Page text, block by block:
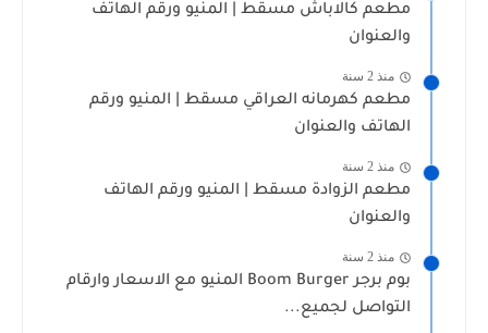
مطعم كالاباش مسقط | المنيو ورقم الهاتف
والعنوان
منذ 2 سنة
مطعم كهرمانه العراقي مسقط | المنيو ورقم
الهاتف والعنوان
منذ 2 سنة
مطعم الزوادة مسقط | المنيو ورقم الهاتف
والعنوان
منذ 2 سنة
بوم برجر Boom Burger المنيو مع الاسعار وارقام
التواصل لجميع...